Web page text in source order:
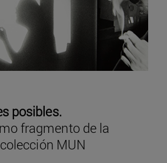
posibles.
fragmento de la
MUN